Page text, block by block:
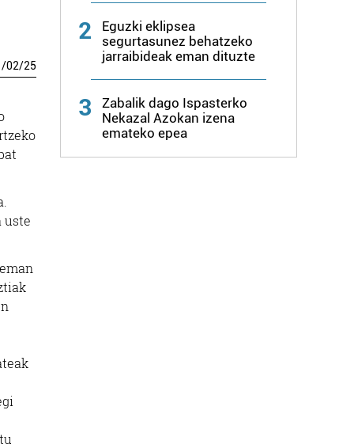
/02/25
uste
2
Eguzki eklipsea
segurtasunez behatzeko
jarraibideak eman dituzte
3
Zabalik dago Ispasterko
Nekazal Azokan izena
emateko epea